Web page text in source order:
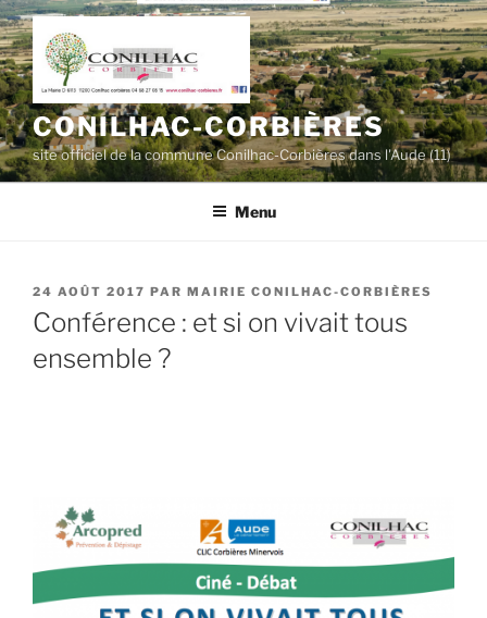
Aller
au
contenu
principal
CONILHAC-CORBIÈRES
site officiel de la commune Conilhac-Corbières dans l'Aude (11)
Menu
PUBLIÉ
LE
24 AOÛT 2017 PAR MAIRIE CONILHAC-CORBIÈRES
Conférence : et si on vivait tous
ensemble ?